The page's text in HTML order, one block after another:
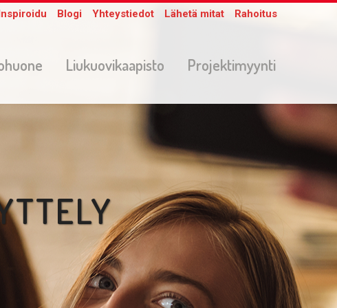
Blogi Yhteystiedot Lähetä mitat Rahoitus
Liukuovikaapisto Projektimyynti